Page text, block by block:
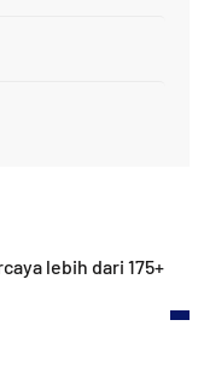
lebih dari 175+